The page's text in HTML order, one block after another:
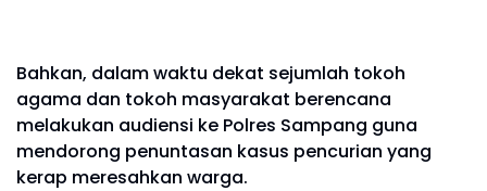
Bahkan, dalam waktu dekat sejumlah tokoh
agama dan tokoh masyarakat berencana
melakukan audiensi ke Polres Sampang guna
mendorong penuntasan kasus pencurian yang
kerap meresahkan warga.